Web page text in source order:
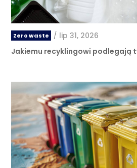
Zero waste / lip 31, 2026
Jakiemu recyklingowi podlegają